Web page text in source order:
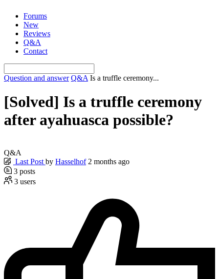
content
Forums
New
Reviews
Q&A
Contact
Question and answer Q&A Is a truffle ceremony...
[Solved] Is a truffle ceremony
after ayahuasca possible?
Q&A
Last Post by Hasselhof 2 months ago
3 posts
3 users